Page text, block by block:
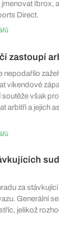
Ibrox,
Direct.
zastoupí
víkendové
však
arbitři a jejich
za
Generální
jelikož